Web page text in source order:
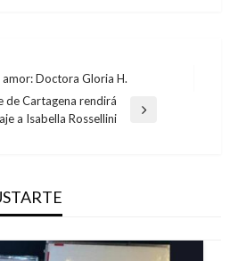
amor: Doctora Gloria H.
de Cartagena rendirá
a Isabella Rossellini